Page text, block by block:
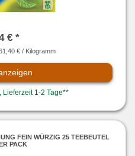
€ *
€ / Kilogramm
Lieferzeit 1-2 Tage**
FEIN WÜRZIG 25 TEEBEUTEL 5
PACK